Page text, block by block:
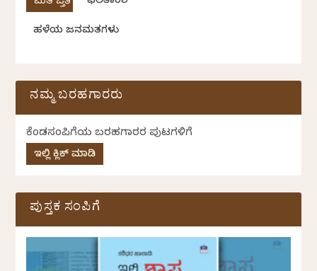
ಹಳೆಯ ಜನಮತಗಳು
ನಮ್ಮ ಬರಹಗಾರರು
ಕೆಂಡಸಂಪಿಗೆಯ ಬರಹಗಾರರ ಪುಟಗಳಿಗೆ
ಇಲ್ಲಿ ಕ್ಲಿಕ್ ಮಾಡಿ
ಪುಸ್ತಕ ಸಂಪಿಗೆ